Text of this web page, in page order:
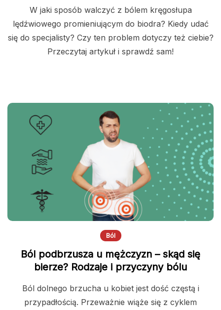
W jaki sposób walczyć z bólem kręgosłupa
lędźwiowego promieniującym do biodra? Kiedy udać
się do specjalisty? Czy ten problem dotyczy też ciebie?
Przeczytaj artykuł i sprawdź sam!
Ból
Ból podbrzusza u mężczyzn – skąd się
bierze? Rodzaje i przyczyny bólu
Ból dolnego brzucha u kobiet jest dość częstą i
przypadłością. Przeważnie wiąże się z cyklem